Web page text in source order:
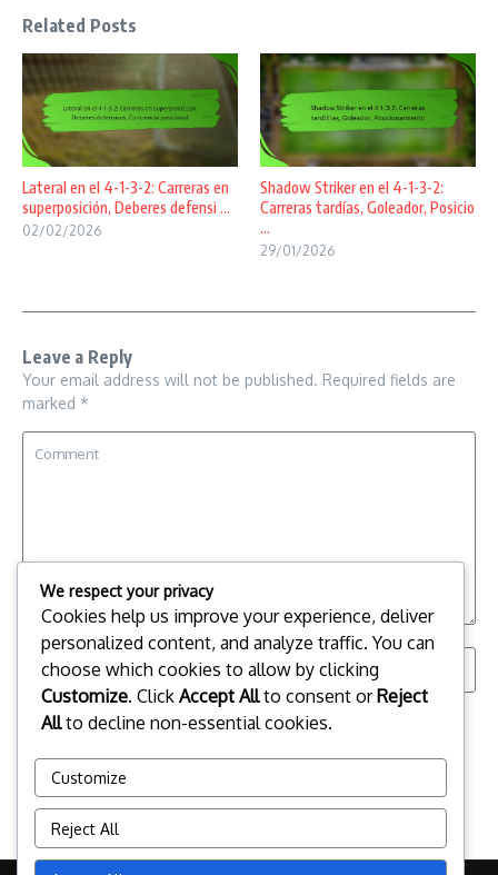
Related Posts
Lateral en el 4-1-3-2: Carreras en
superposición, Deberes defensi ...
02/02/2026
Shadow Striker en el 4-1-3-2:
Carreras tardías, Goleador, Posicio
...
29/01/2026
Leave a Reply
Your email address will not be published. Required fields are
marked *
Save my name, email, and website in this browser for the
We respect your privacy
Cookies help us improve your experience, deliver
personalized content, and analyze traffic. You can
choose which cookies to allow by clicking
Customize. Click Accept Allto consent orReject
Allto decline non-essential cookies.
Customize
Reject All